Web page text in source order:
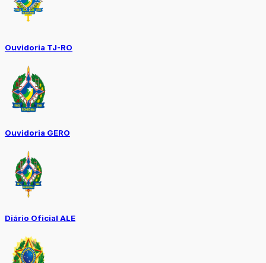
Ouvidoria TJ-RO
Ouvidoria GERO
Diário Oficial ALE